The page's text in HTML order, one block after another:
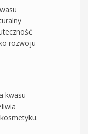
rozwoju
kwasu